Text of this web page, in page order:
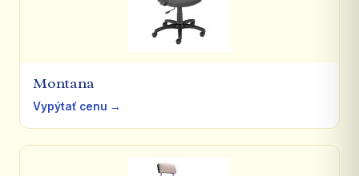
Montana
Vypýtať cenu →